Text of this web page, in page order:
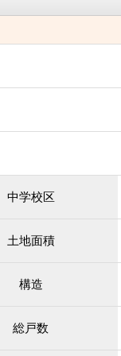
中学校区
土地面積
構造
総戸数